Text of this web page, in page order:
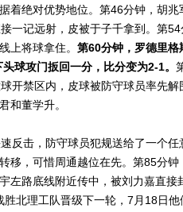
绝对优势地位。第46分钟，胡兆
一记远射，皮被于子千拿到。第54
上将球拿住。 第60分钟，罗德里格
球攻门扳回一分，比分变为2-1。
开禁区内，皮球被防守球员率先
和董学升。
击，防守球员犯规送给了一个任
移，可惜周通越位在先。第85分
左路底线附近传中，被刘力嘉直
北理工队晋级下一轮，7月18日他